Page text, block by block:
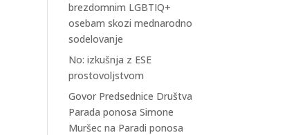
brezdomnim LGBTIQ+
osebam skozi mednarodno
sodelovanje
No: izkušnja z ESE
prostovoljstvom
Govor Predsednice Društva
Parada ponosa Simone
Muršec na Paradi ponosa